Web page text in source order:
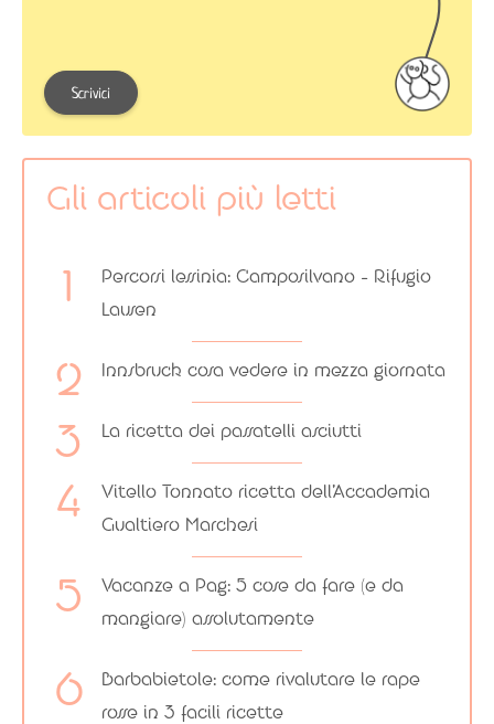
Scrivici
Gli articoli più letti
Percorsi lessinia: Camposilvano – Rifugio
Lausen
Innsbruck cosa vedere in mezza giornata
La ricetta dei passatelli asciutti
Vitello Tonnato ricetta dell’Accademia
Gualtiero Marchesi
Vacanze a Pag: 5 cose da fare (e da
mangiare) assolutamente
Barbabietole: come rivalutare le rape
rosse in 3 facili ricette
Autorizzo il trattamento dei dati secondo la